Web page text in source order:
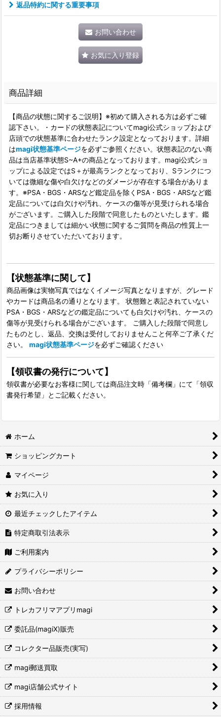
返品特約に関する重要事項
お問い合わせ
お気に入り登録
商品詳細
【商品の状態に関するご説明】※初めて購入される方は必ずご確
認下さい。・カードの状態表記についてmagi公式ショップおよび
店頭での状態基準に合わせたランク設定となっております。詳細
はmagi状態基準ページを必ずご参照ください。状態表記のない商
品は当店基準状態S~A+の商品となっております。magi公式ショ
ップによる設定ではS＋が最高ランクとなっており、Sランクにつ
いては微細な傷や白欠けなどのダメージが存在する場合がありま
す。※PSA・BGS・ARSなど鑑定品を除くPSA・BGS・ARSなど鑑
定品については白欠けや汚れ、ケースの傷等が見受けられる場合
がございます。ご購入した段階で同意したものといたします。鑑
定品につきましては細かい状態に関するご質問を商品の性質上一
切お断りさせていただいております。
【状態基準に関して】
商品画像は実物写真ではなくイメージ写真となりますが、グレード
やカードは商品名の通りとなります。 状態難と表記されていない
PSA・BGS・ARSなどの鑑定品についても白欠けや汚れ、ケースの
傷等が見受けられる場合がございます。 ご購入した段階で同意し
たものとし、返品、交換は受付しておりませんこと何卒ご了承くだ
さい。 magi状態基準ページを必ずご確認ください
【領収書の発行について】
領収書が必要なお客様に関しては商品注文時「備考欄」にて「領収
書発行希望」とご記載ください。
ホーム
ショッピングカート
マイページ
お気に入り
最近チェックしたアイテム
特定商取引法表示
ご利用案内
プライバシーポリシー
お問い合わせ
トレカフリマアプリmagi
委託品(magiX)販売
コレクター品販売(実写)
magi郵送買取
magi店舗公式サイト
採用情報